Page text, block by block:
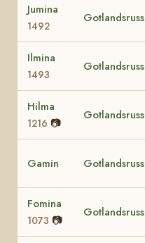
Jumina
1492
Gotlandsruss
Ilmina
1493
Gotlandsruss
Hilma
1216 📷
Gotlandsruss
Gamin Gotlandsruss
Fomina
1073 📷
Gotlandsruss